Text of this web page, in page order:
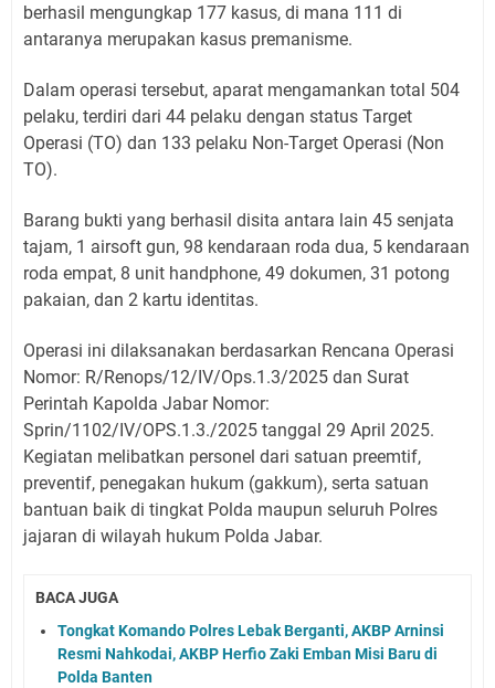
berhasil mengungkap 177 kasus, di mana 111 di
antaranya merupakan kasus premanisme.
Dalam operasi tersebut, aparat mengamankan total 504
pelaku, terdiri dari 44 pelaku dengan status Target
Operasi (TO) dan 133 pelaku Non-Target Operasi (Non
TO).
Barang bukti yang berhasil disita antara lain 45 senjata
tajam, 1 airsoft gun, 98 kendaraan roda dua, 5 kendaraan
roda empat, 8 unit handphone, 49 dokumen, 31 potong
pakaian, dan 2 kartu identitas.
Operasi ini dilaksanakan berdasarkan Rencana Operasi
Nomor: R/Renops/12/IV/Ops.1.3/2025 dan Surat
Perintah Kapolda Jabar Nomor:
Sprin/1102/IV/OPS.1.3./2025 tanggal 29 April 2025.
Kegiatan melibatkan personel dari satuan preemtif,
preventif, penegakan hukum (gakkum), serta satuan
bantuan baik di tingkat Polda maupun seluruh Polres
jajaran di wilayah hukum Polda Jabar.
BACA JUGA
Tongkat Komando Polres Lebak Berganti, AKBP Arninsi
Resmi Nahkodai, AKBP Herfio Zaki Emban Misi Baru di
Polda Banten